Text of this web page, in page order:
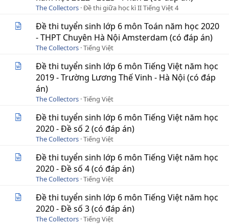
The Collectors Đề thi giữa học kì II Tiếng Việt 4
Đề thi tuyển sinh lớp 6 môn Toán năm học 2020
- THPT Chuyên Hà Nội Amsterdam (có đáp án)
The Collectors Tiếng Việt
Đề thi tuyển sinh lớp 6 môn Tiếng Việt năm học
2019 - Trường Lương Thế Vinh - Hà Nội (có đáp
án)
The Collectors Tiếng Việt
Đề thi tuyển sinh lớp 6 môn Tiếng Việt năm học
2020 - Đề số 2 (có đáp án)
The Collectors Tiếng Việt
Đề thi tuyển sinh lớp 6 môn Tiếng Việt năm học
2020 - Đề số 4 (có đáp án)
The Collectors Tiếng Việt
Đề thi tuyển sinh lớp 6 môn Tiếng Việt năm học
2020 - Đề số 3 (có đáp án)
The Collectors Tiếng Việt